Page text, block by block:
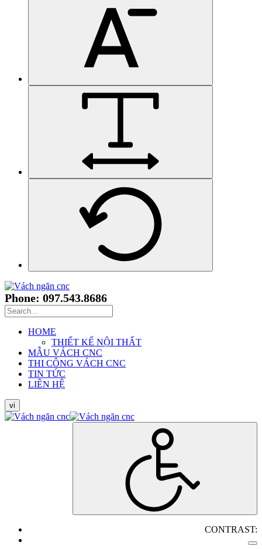
Phone: 097.543.8686
HOME
THIẾT KẾ NỘI THẤT
MẪU VÁCH CNC
THI CÔNG VÁCH CNC
TIN TỨC
LIÊN HỆ
vi
CONTRAST: